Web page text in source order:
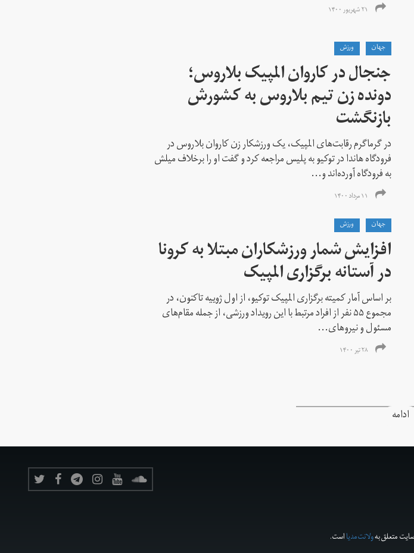
۲۱ شهریور ۱۴۰۰
جهان ورزش
جنجال در کاروان المپیک بلاروس؛
دونده زن تیم بلاروس به کشورش
بازنگشت
در گرماگرم رقابت‌های المپیک، یک ورزشکار زن کاروان بلاروس در
فرودگاه هاندا در توکیو به پلیس مراجعه کرد و گفت او را برخلاف میلش
به فرودگاه آورده‌اند و...
۱۱ مرداد ۱۴۰۰
جهان
ورزش
افزایش شمار ورزشکاران مبتلا به کرونا
در آستانه برگزاری المپیک
بر اساس آمار کمیته برگزاری المپیک توکیو، از اول ژوییه تاکنون، در
مجموع ۵۵ نفر از افراد مرتبط با این رویداد ورزشی، از جمله مقام‌های
مسئول و نیروهای...
۲۸ تیر ۱۴۰۰
ادامه
متعلق بهولانت‌مدیااست.